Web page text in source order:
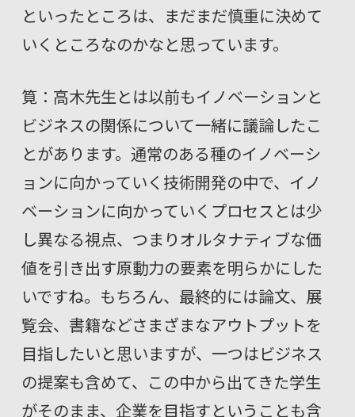
といったところは、まだまだ慎重に決めて
いくところなのかなと思っています。
筧：高木先生とは以前もイノベーションと
ビジネスの関係について一緒に議論したこ
とがあります。通常のある種のイノベーシ
ョンに向かっていく技術開発の中で、イノ
ベーションに向かっていくプロセスとは少
し異なる視点、つまりオルタナティブな価
値を引き出す原動力の要素を明らかにした
いですね。もちろん、最終的には論文、展
覧会、書籍などさまざまなアウトプットを
目指したいと思いますが、一つはビジネス
の提案も含めて、この中から出てきた学生
がそのまま、企業を目指すということも含